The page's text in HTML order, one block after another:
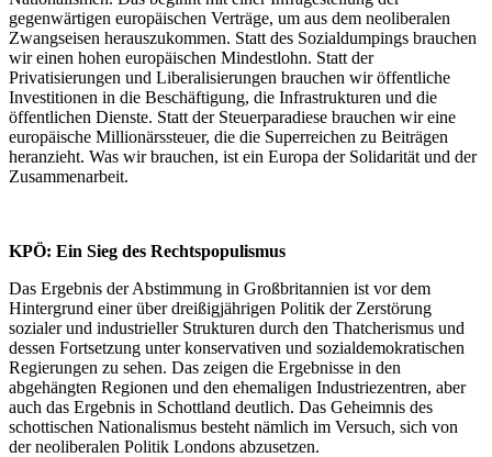
gegenwärtigen europäischen Verträge, um aus dem neoliberalen
Zwangseisen herauszukommen. Statt des Sozialdumpings brauchen
wir einen hohen europäischen Mindestlohn. Statt der
Privatisierungen und Liberalisierungen brauchen wir öffentliche
Investitionen in die Beschäftigung, die Infrastrukturen und die
öffentlichen Dienste. Statt der Steuerparadiese brauchen wir eine
europäische Millionärssteuer, die die Superreichen zu Beiträgen
heranzieht. Was wir brauchen, ist ein Europa der Solidarität und der
Zusammenarbeit.
KPÖ: Ein Sieg des Rechtspopulismus
Das Ergebnis der Abstimmung in Großbritannien ist vor dem
Hintergrund einer über dreißigjährigen Politik der Zerstörung
sozialer und industrieller Strukturen durch den Thatcherismus und
dessen Fortsetzung unter konservativen und sozialdemokra­tischen
Regierungen zu sehen. Das zeigen die Ergebnisse in den
abgehängten Regionen und den ehemaligen Industriezentren, aber
auch das Ergebnis in Schottland deutlich. Das Geheimnis des
schottischen Nationalismus besteht nämlich im Versuch, sich von
der neoliberalen Politik Londons abzusetzen.